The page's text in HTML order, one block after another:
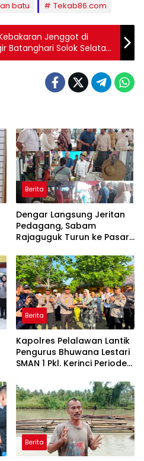
batu Tekab86.com
Jenggot di
Batanghari Solok Selatan,
‘Os’ Jadi ‘Pahlawan
Berita
Dengar Langsung Jeritan
Pedagang, Sabam
Rajaguguk Turun ke Pasar
Berita
Kapolres Pelalawan Lantik
Pengurus Bhuwana Lestari
SMAN 1 Pkl. Kerinci Periode
Berita